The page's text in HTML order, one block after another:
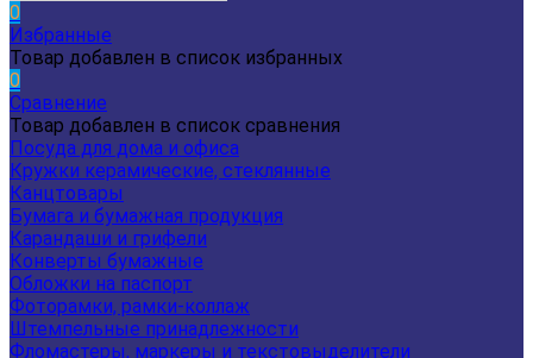
0
Избранные
Товар добавлен в список избранных
0
Сравнение
Товар добавлен в список сравнения
Посуда для дома и офиса
Кружки керамические, стеклянные
Канцтовары
Бумага и бумажная продукция
Карандаши и грифели
Конверты бумажные
Обложки на паспорт
Фоторамки, рамки-коллаж
Штемпельные принадлежности
Фломастеры, маркеры и текстовыделители